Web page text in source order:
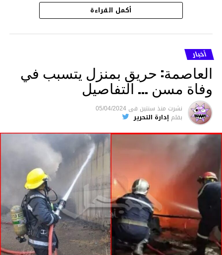
هذا وقد تمكن أعوان مركز الأمن الوطني بحي
هلال في توقيت قياسي من محاصرة المشتبه به
والقبض عليه وإحالته على التحقيق في خصوص
ما نُسبه إليه.
متابعة
قسم الاخبار
أكمل القراءة
أخبار
العاصمة: حريق بمنزل يتسبب في
وفاة مسن … التفاصيل
نشرت منذ سنتين فى 05/04/2024
بقلم إدارة التحرير